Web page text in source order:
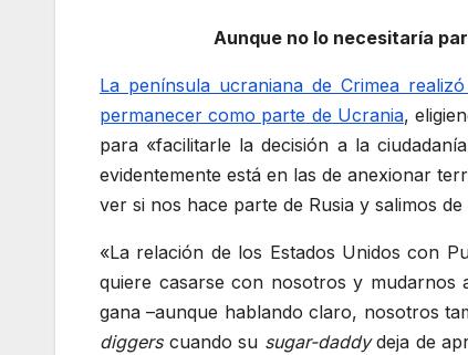
Aunque no lo necesitaría
La península ucraniana de Crimea
permanecer como parte de Ucrania,
para «facilitarle la decisión a la
evidentemente está en las de anexionar
ver si nos hace parte de Rusia y salimos
«La relación de los Estados Unidos con
quiere casarse con nosotros y
gana –aunque hablando claro, nosotros
diggerscuando su sugar-daddydeja de